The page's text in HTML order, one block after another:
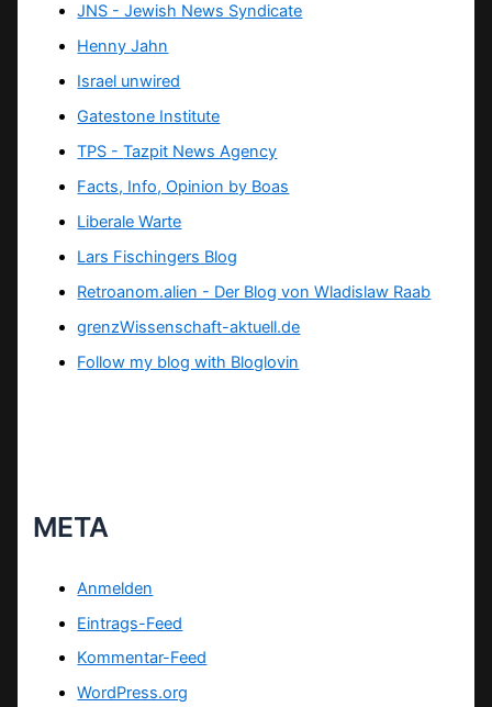
JNS - Jewish News Syndicate
Henny Jahn
Israel unwired
Gatestone Institute
TPS -Tazpit News Agency
Facts, Info, Opinion by Boas
Liberale Warte
Lars Fischingers Blog
Retroanom.alien - Der Blog von Wladislaw Raab
grenzWissenschaft-aktuell.de
Follow my blog with Bloglovin
META
Anmelden
Eintrags-Feed
Kommentar-Feed
WordPress.org